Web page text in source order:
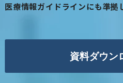
医療情報ガイドラインにも準拠
資料ダウン